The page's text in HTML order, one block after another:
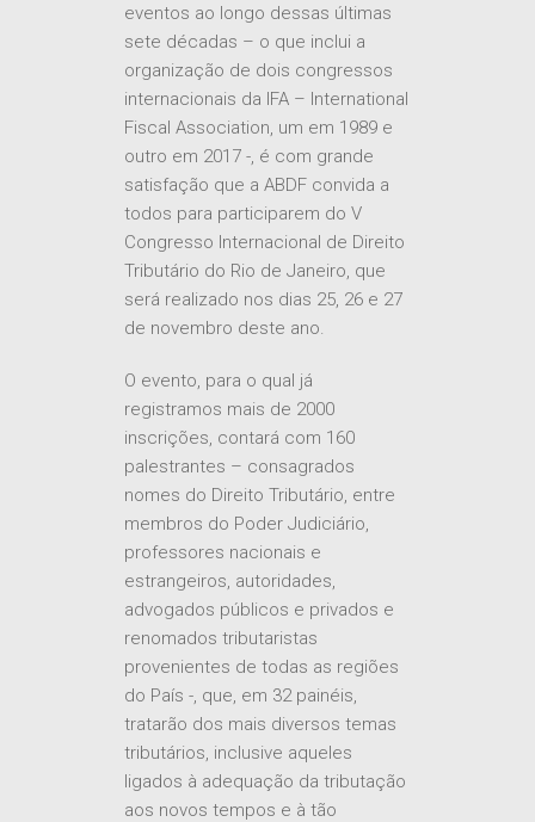
seminários e os mais variados
eventos ao longo dessas últimas
sete décadas – o que inclui a
organização de dois congressos
internacionais da IFA – International
Fiscal Association, um em 1989 e
outro em 2017 -, é com grande
satisfação que a ABDF convida a
todos para participarem do V
Congresso Internacional de Direito
Tributário do Rio de Janeiro, que
será realizado nos dias 25, 26 e 27
O evento, para o qual já
registramos mais de 2000
inscrições, contará com 160
palestrantes – consagrados
nomes do Direito Tributário, entre
membros do Poder Judiciário,
professores nacionais e
estrangeiros, autoridades,
advogados públicos e privados e
renomados tributaristas
provenientes de todas as regiões
do País -, que, em 32 painéis,
tratarão dos mais diversos temas
tributários, inclusive aqueles
ligados à adequação da tributação